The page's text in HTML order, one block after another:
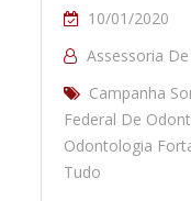
10/01/2020
Assessoria
Campanha
Federal De
Odontologia
Tudo